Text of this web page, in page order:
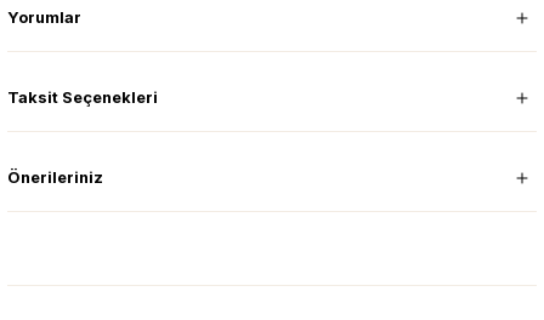
Yorumlar
Taksit Seçenekleri
Önerileriniz